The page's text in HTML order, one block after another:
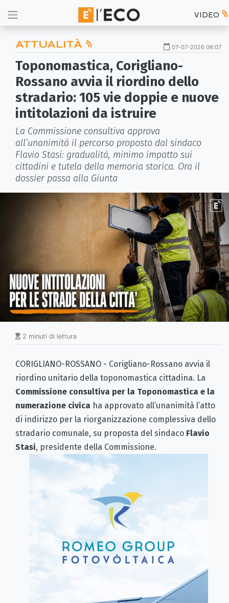
VIDEO
ATTUALITÀ 07-07-2026 06:07
Toponomastica, Corigliano-
Rossano avvia il riordino dello
stradario: 105 vie doppie e nuove
intitolazioni da istruire
La Commissione consultiva approva
all’unanimità il percorso proposto dal sindaco
Flavio Stasi: gradualità, minimo impatto sui
cittadini e tutela della memoria storica. Ora il
dossier passa alla Giunta
2 minuti di lettura
CORIGLIANO-ROSSANO - Corigliano-Rossano avvia il
riordino unitario della toponomastica cittadina. La
Commissione consultiva per la Toponomastica e la
numerazione civica ha approvato all’unanimità l’atto
di indirizzo per la riorganizzazione complessiva dello
stradario comunale, su proposta del sindaco Flavio
Stasi, presidente della Commissione.